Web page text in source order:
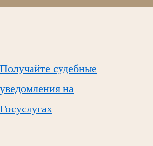
Получайте судебные
уведомления на
Госуслугах